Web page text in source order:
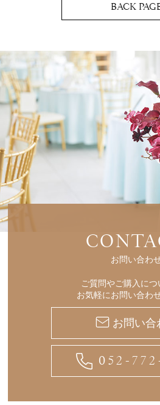
BACK
お問い合わ
ご質問やご購入に
お気軽にお問い合わ
お問い合
052-